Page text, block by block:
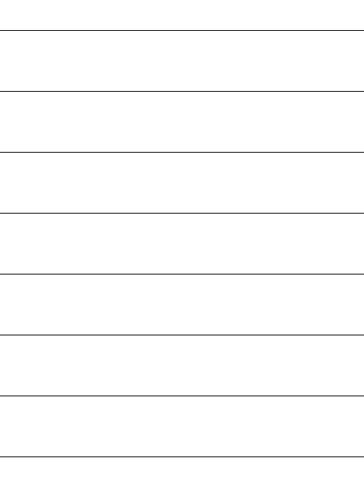
Larnaka
Mount Lebanon Governorate
Sabah
Port Region